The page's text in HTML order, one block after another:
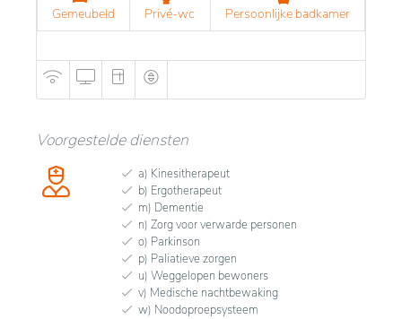
Gemeubeld Privé-wc Persoonlijke badkamer
Voorgestelde diensten
a) Kinesitherapeut
b) Ergotherapeut
m) Dementie
n) Zorg voor verwarde personen
o) Parkinson
p) Paliatieve zorgen
u) Weggelopen bewoners
v) Medische nachtbewaking
w) Noodoproepsysteem